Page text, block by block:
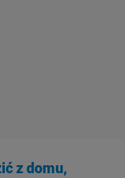
z domu,